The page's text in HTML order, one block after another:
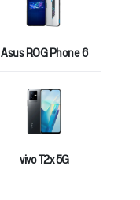
Asus ROG Phone 6
vivo T2x 5G